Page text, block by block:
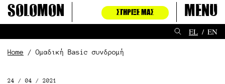
Μετάβαση
στοSolomon ΣΤΉΡΙΞΈ ΜΑΣ Menu
EL EN
Home Ομαδική Basic συνδρομή
24 / 04 / 2021